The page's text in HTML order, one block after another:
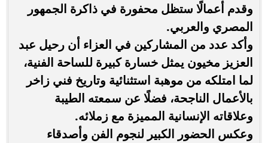
وقدم أعمالًا ستظل محفورة في ذاكرة الجمهور
المصري والعربي.
وأكد عدد من المشاركين في العزاء أن رحيل عبد
العزيز مخيون يمثل خسارة كبيرة للساحة الفنية،
لما امتلكه من موهبة استثنائية وتاريخ فني زاخر
بالأعمال الناجحة، فضلًا عن سمعته الطيبة
وعلاقاته الإنسانية المميزة مع زملائه.
وعكس الحضور الكبير لنجوم الفن وأصدقاء